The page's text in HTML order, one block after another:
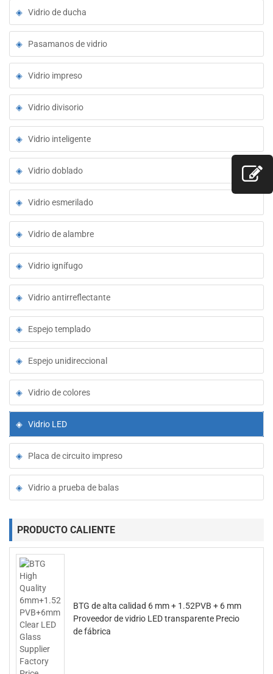
Vidrio de ducha
Pasamanos de vidrio
Vidrio impreso
Vidrio divisorio
Vidrio inteligente
Vidrio doblado
Vidrio esmerilado
Vidrio de alambre
Vidrio ignífugo
Vidrio antirreflectante
Espejo templado
Espejo unidireccional
Vidrio de colores
Vidrio LED
Placa de circuito impreso
Vidrio a prueba de balas
PRODUCTO CALIENTE
BTG de alta calidad 6 mm + 1.52PVB + 6 mm
Proveedor de vidrio LED transparente Precio
de fábrica